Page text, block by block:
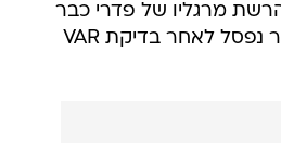
מרגליו של פדרי כבר
בדקה ה-23, אך השער נפסל לאחר בדיקת VAR